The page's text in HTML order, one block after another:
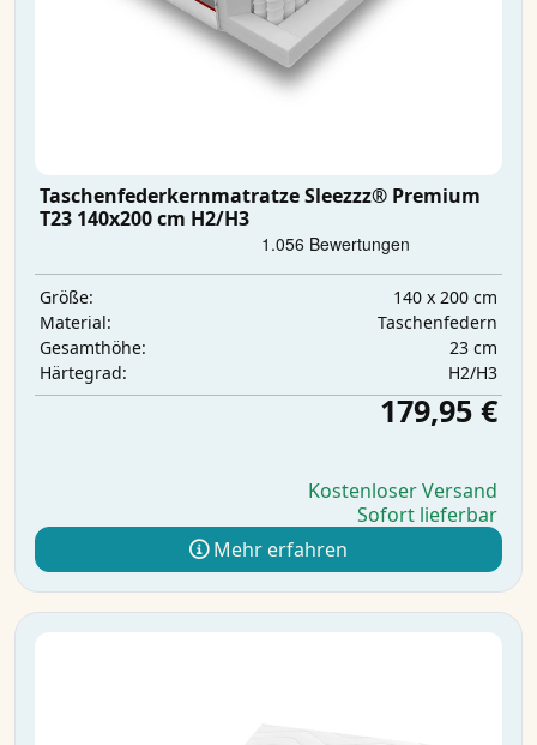
Taschenfederkernmatratze Sleezzz® Premium
T23 140x200 cm H2/H3
Größe:
140 x 200 cm
Material:
Taschenfedern
Gesamthöhe:
23 cm
Härtegrad:
H2/H3
179,95 €
Kostenloser Versand
Sofort lieferbar
Mehr erfahren